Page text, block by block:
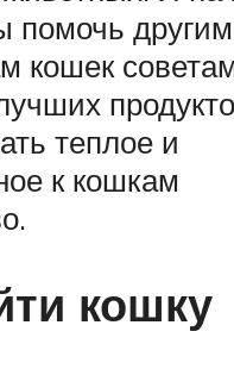
помочь другим
кошек
теплое и
к кошкам
кошку